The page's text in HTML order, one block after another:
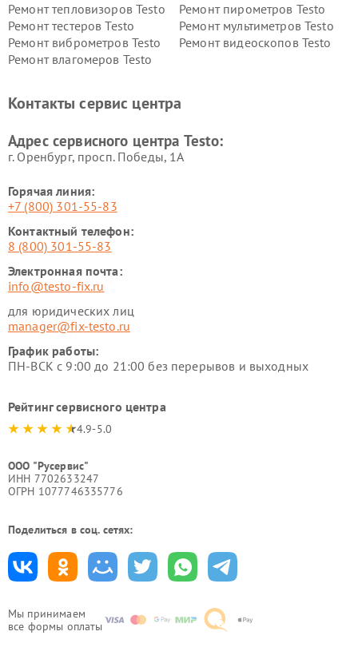
Мы принимаем
все формы оплаты
Ремонт тепловизоров Testo
Ремонт пирометров Testo
Ремонт тестеров Testo
Ремонт мультиметров Testo
Ремонт виброметров Testo
Ремонт видеоскопов Testo
Ремонт влагомеров Testo
Контакты сервис центра
Адрес сервисного центра Testo:
г. Оренбург, просп. Победы, 1А
Горячая линия:
+7 (800) 301-55-83
Контактный телефон:
8 (800) 301-55-83
Электронная почта:
info@testo-fix.ru
для юридических лиц
manager@fix-testo.ru
График работы:
ПН-ВСК с 9:00 до 21:00 без перерывов и выходных
Рейтинг сервисного центра
4.9-5.0
ООО "Русервис"
ИНН 7702633247
ОГРН 1077746335776
Поделиться в соц. сетях: